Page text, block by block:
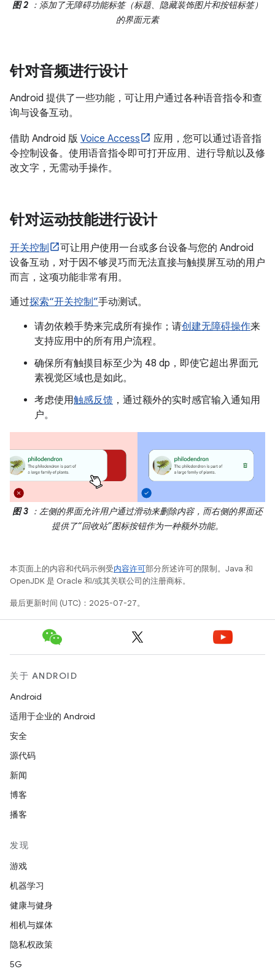
图 2 ：添加了无障碍功能标签（标题、隐藏装饰图片和按钮标签）
的界面元素
针对音频进行设计
Android 提供了一些功能，可让用户通过各种语音指令和查
询与设备互动。
借助 Android 版 Voice Access
应用，您可以通过语音指
令控制设备。使用语音指令即可打开应用、进行导航以及修
改文字，无需动手操作。
针对运动技能进行设计
开关控制
可让用户使用一台或多台设备与您的 Android
设备互动，对于因不够灵巧而无法直接与触摸屏互动的用户
而言，这项功能非常有用。
通过探索“开关控制”手动测试。
请勿依赖手势来完成所有操作；请创建无障碍操作来
支持应用中的所有用户流程。
确保所有触摸目标至少为 48 dp，即使它超出界面元
素视觉区域也是如此。
考虑使用触感反馈 ，通过额外的实时感官输入通知用
户。
图 3 ：左侧的界面允许用户通过滑动来删除内容，而右侧的界面还
提供了“回收站”图标按钮作为一种额外功能。
本页面上的内容和代码示例受内容许可部分所述许可的限制。Java 和
OpenJDK 是 Oracle 和/或其关联公司的注册商标。
最后更新时间 (UTC)：2025-07-27。
关于 ANDROID
Android
适用于企业的 Android
安全
源代码
新闻
博客
播客
发现
游戏
机器学习
健康与健身
相机与媒体
隐私权政策
5G